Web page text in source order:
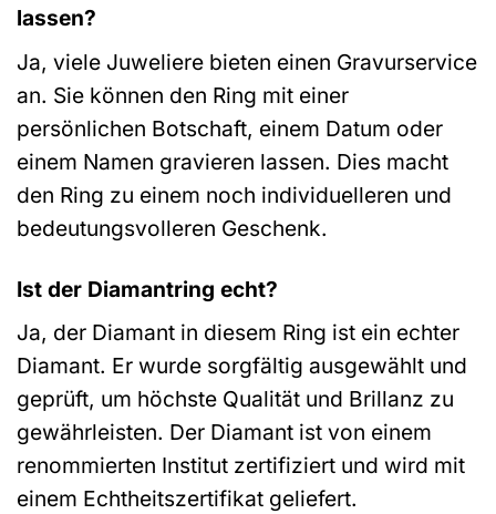
lassen?
Ja, viele Juweliere bieten einen Gravurservice
an. Sie können den Ring mit einer
persönlichen Botschaft, einem Datum oder
einem Namen gravieren lassen. Dies macht
den Ring zu einem noch individuelleren und
bedeutungsvolleren Geschenk.
Ist der Diamantring echt?
Ja, der Diamant in diesem Ring ist ein echter
Diamant. Er wurde sorgfältig ausgewählt und
geprüft, um höchste Qualität und Brillanz zu
gewährleisten. Der Diamant ist von einem
renommierten Institut zertifiziert und wird mit
einem Echtheitszertifikat geliefert.